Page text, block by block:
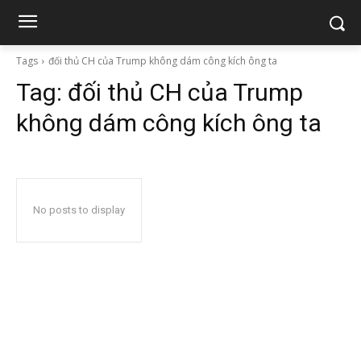
Tags đối thủ CH của Trump không dám công kích ông ta
Tag: đối thủ CH của Trump
không dám công kích ông ta
No posts to display